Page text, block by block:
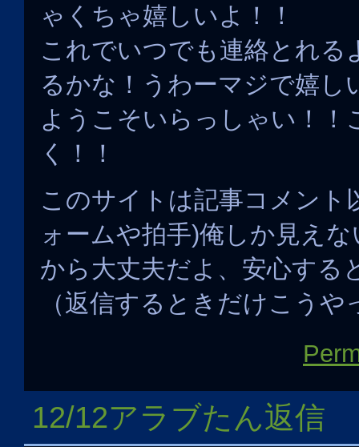
ゃくちゃ嬉しいよ！！
これでいつでも連絡とれる
るかな！うわーマジで嬉し
ようこそいらっしゃい！！
く！！
このサイトは記事コメント
ォームや拍手)俺しか見え
から大丈夫だよ、安心する
（返信するときだけこう
12/12アラブたん返信